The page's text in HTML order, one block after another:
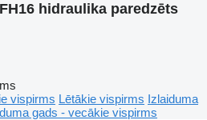
hidraulika paredzēts
vispirms Lētākie vispirms Izlaiduma
gads - vecākie vispirms